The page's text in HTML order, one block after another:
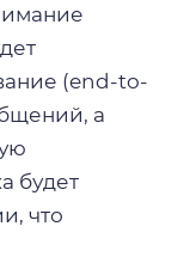
(end-to-
а
будет
что